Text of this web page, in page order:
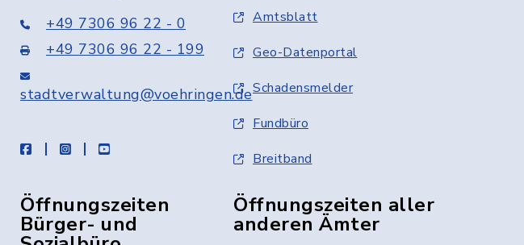
+49 7306 96 22 - 0
+49 7306 96 22 - 199
stadtverwaltung@voehringen.de
facebookinstagramyoutube
Amtsblatt
Geo-Datenportal
Schadensmelder
Fundbüro
Breitband
Öffnungszeiten
Bürger- und
Öffnungszeiten aller
anderen Ämter